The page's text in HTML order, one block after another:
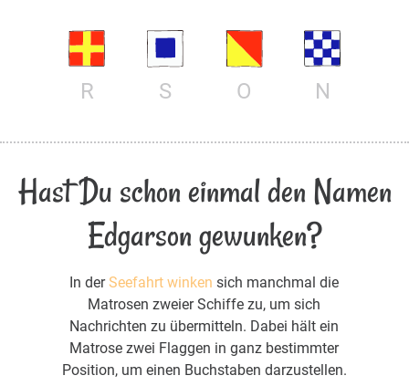
R S O N
Hast Du schon einmal den Namen
Edgarson gewunken?
In derSeefahrt winken sich manchmal die
Matrosen zweier Schiffe zu, um sich
Nachrichten zu übermitteln. Dabei hält ein
Matrose zwei Flaggen in ganz bestimmter
Position, um einen Buchstaben darzustellen.